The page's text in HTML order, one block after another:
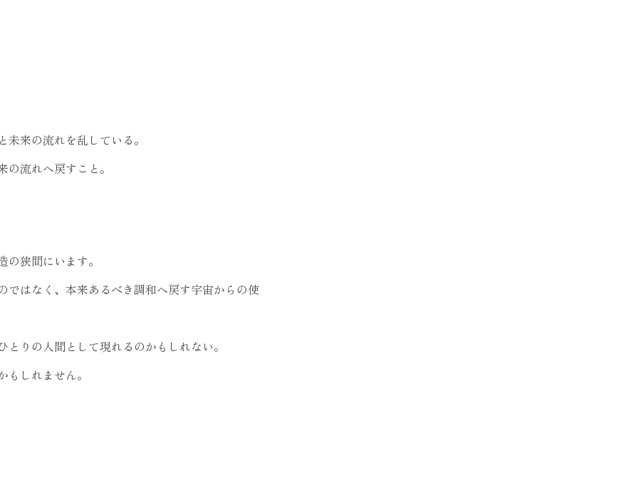
来の流れを乱している。
流れへ戻すこと。
狭間にいます。
ではなく、本来あるべき調和へ戻す宇宙からの使
りの人間として現れるのかもしれない。
しれません。